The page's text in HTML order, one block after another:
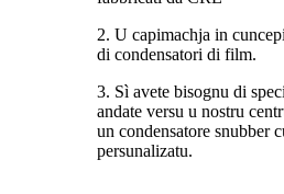
2. U capimachja in
di condensatori di film.
3. Sì avete bisognu di
andate versu u nostru
un condensatore snubber
persunalizatu.